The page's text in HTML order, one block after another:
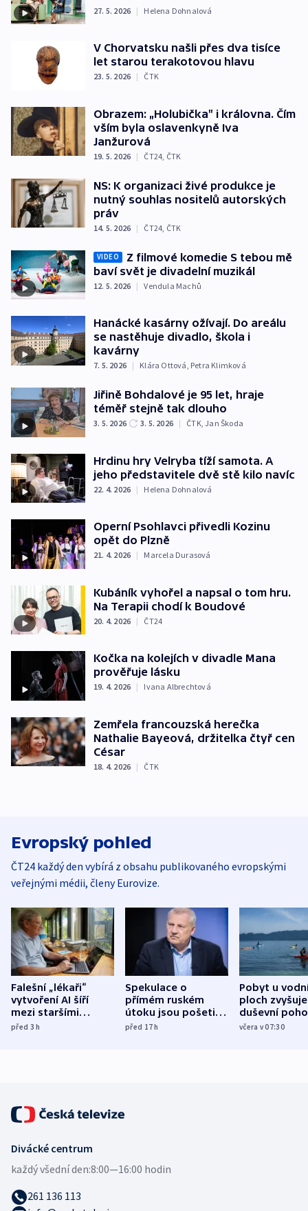
27. 5. 2026 | Helena Dohnalová
V Chorvatsku našli přes dva tisíce
let starou terakotovou hlavu
23. 5. 2026 | ČTK
Obrazem: „Holubička" i královna. Čím
vším byla oslavenkyně Iva
Janžurová
19. 5. 2026 | ČT24 ČTK
NS: K organizaci živé produkce je
nutný souhlas nositelů autorských
práv
14. 5. 2026 | ČT24 ČTK
VIDEO
Z filmové komedie S tebou mě
baví svět je divadelní muzikál
12. 5. 2026 | Vendula Machů
Hanácké kasárny ožívají. Do areálu
se nastěhuje divadlo, škola i
kavárny
7. 5. 2026 | Klára Ottová, Petra Klimková
Jiřině Bohdalové je 95 let, hraje
téměř stejně tak dlouho
3. 5. 2026 3. 5. 2026 | ČTK, Jan Škoda
Hrdinu hry Velryba tíží samota. A
jeho představitele dvě stě kilo navíc
22. 4. 2026 | Helena Dohnalová
Operní Psohlavci přivedli Kozinu
opět do Plzně
21. 4. 2026 | Marcela Durasová
Kubáník vyhořel a napsal o tom hru.
Na Terapii chodí k Boudové
20. 4. 2026 | ČT24
Kočka na kolejích v divadle Mana
prověřuje lásku
19. 4. 2026 | Ivana Albrechtová
Zemřela francouzská herečka
Nathalie Bayeová, držitelka čtyř cen
César
18. 4. 2026 | ČTK
Evropský pohled
ČT24 každý den vybírá z obsahu publikovaného evropskými
veřejnými médii, členy Eurovize.
Falešní „lékaři“
vytvoření AI šíří
mezi staršími
Poláky nebezpečné
před 3h
Spekulace o
přímém ruském
útoku jsou pošetilé,
míní estonský
před 17h
Pobyt u
ploch zvyšuje
duševní
ukázala
včera v 07:30
Divácké centrum
každý všední den:8:00—16:00 hodin
261 136 113